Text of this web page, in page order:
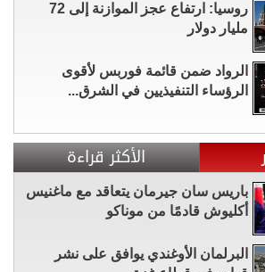
روسيا: ارتفاع عجز الموازنة إلى 72
مليار دولار
الرواد ضمن قائمة فوربس لأقوى
الرؤساء التنفيذيين في الشرق...
الأكثر قراءة
باريس سان جيرمان يتعاقد مع ماغنيس
أكليوش قادمًا من موناكو
البرلمان الأوغندي يوافق على نشر